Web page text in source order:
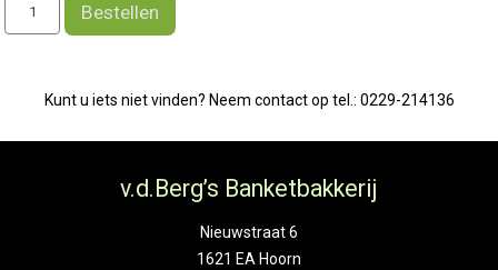
wafels
Bestellen
Kunt u iets niet vinden? Neem contact op tel.: 0229-214136
v.d.Berg’s Banketbakkerij
Nieuwstraat 6
1621 EA Hoorn